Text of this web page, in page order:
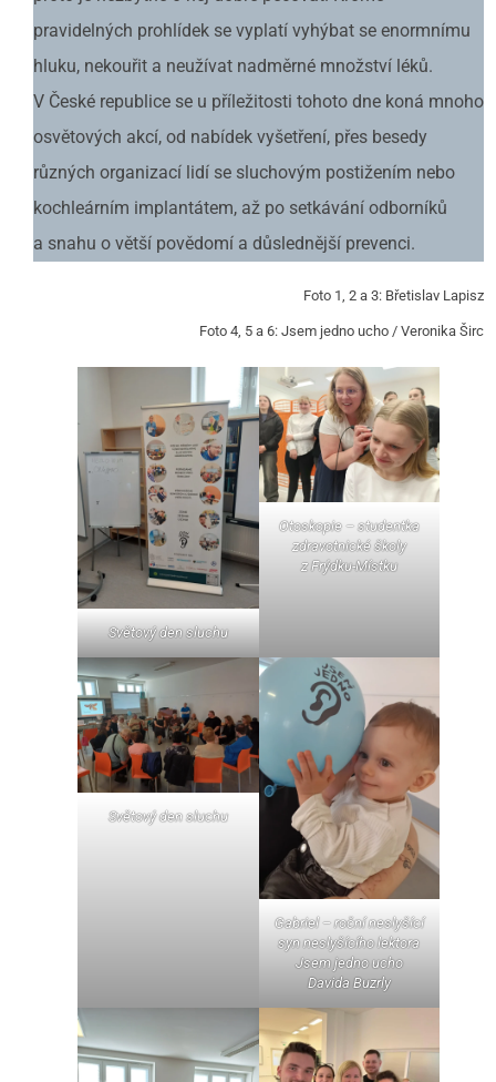
pravidelných prohlídek se vyplatí vyhýbat se enormnímu
hluku, nekouřit a neužívat nadměrné množství léků.
V České republice se u příležitosti tohoto dne koná mnoho
osvětových akcí, od nabídek vyšetření, přes besedy
různých organizací lidí se sluchovým postižením nebo
kochleárním implantátem, až po setkávání odborníků
a snahu o větší povědomí a důslednější prevenci.
Foto 1, 2 a 3: Břetislav Lapisz
Foto 4, 5 a 6: Jsem jedno ucho / Veronika Širc
Světový den sluchu
Otoskopie – studentka
zdravotnické školy
z Frýdku-Místku
Světový den sluchu
Gabriel – roční neslyšící
syn neslyšícího lektora
Jsem jedno ucho
Davida Buzrly